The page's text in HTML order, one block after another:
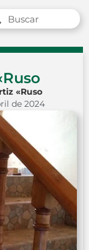
«Ruso
de 2024